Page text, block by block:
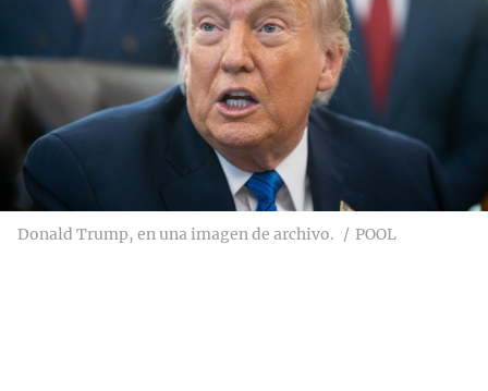
Donald Trump, en una imagen de archivo. POOL